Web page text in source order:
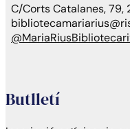
C/Corts Catalanes, 79,
Butlletí